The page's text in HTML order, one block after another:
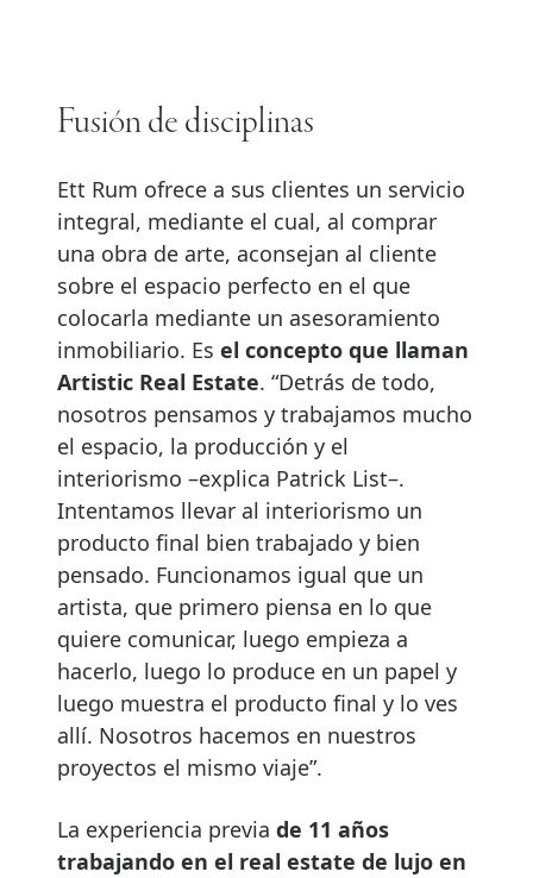
Fusión de disciplinas
Ett Rum ofrece a sus clientes un servicio
integral, mediante el cual, al comprar
una obra de arte, aconsejan al cliente
sobre el espacio perfecto en el que
colocarla mediante un asesoramiento
inmobiliario. Es el concepto que llaman
Artistic Real Estate. “Detrás de todo,
nosotros pensamos y trabajamos mucho
el espacio, la producción y el
interiorismo –explica Patrick List–.
Intentamos llevar al interiorismo un
producto final bien trabajado y bien
pensado. Funcionamos igual que un
artista, que primero piensa en lo que
quiere comunicar, luego empieza a
hacerlo, luego lo produce en un papel y
luego muestra el producto final y lo ves
allí. Nosotros hacemos en nuestros
proyectos el mismo viaje”.
La experiencia previa de 11 años
trabajando en el real estate de lujo en